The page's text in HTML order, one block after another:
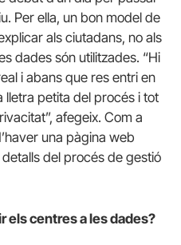
Per ella, un bon model de
als ciutadans, no als
dades són utilitzades. “Hi
i abans que res entri en
lletra petita del procés i tot
afegeix. Com a
una pàgina web
del procés de gestió
els centres a les dades?